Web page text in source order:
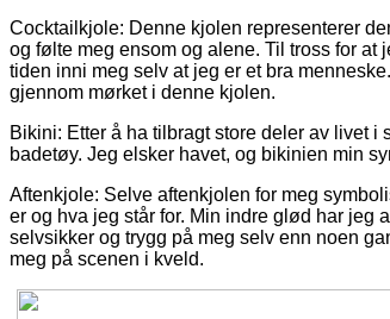
Cocktailkjole: Denne kjolen representerer
og følte meg ensom og alene. Til tross for
tiden inni meg selv at jeg er et bra
gjennom mørket i denne kjolen.
Bikini: Etter å ha tilbragt store deler av livet
badetøy. Jeg elsker havet, og bikinien min
Aftenkjole: Selve aftenkjolen for meg
er og hva jeg står for. Min indre glød har jeg
selvsikker og trygg på meg selv enn noen
meg på scenen i kveld.